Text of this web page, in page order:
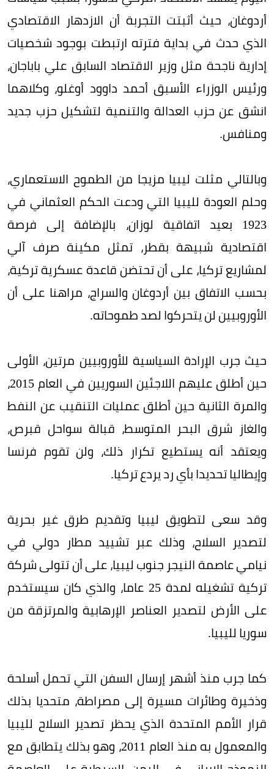
أردوغان، حيث أثبتت التجربة أن الازدهار الاقتصادي
الذي حدث في بداية فترته ارتبطت بوجود شخصيات
إدارية ناجحة مثل وزير الاقتصاد السابق علي باباجان،
ورئيس الوزراء الأسبق أحمد داوود أوغلو، وكلاهما
انشق عن حزب العدالة والتنمية لتشكيل حزب جديد
ومنافس.
وبالتالي مثلت ليبيا مزيجا من الطموح الاستعماري،
وحلم العودة لليبيا التي ودعت الحكم العثماني في
1923 بعيد اتفاقية لوزان، بالإضافة إلى فرصة
اقتصادية شبيهة بقطر، تمثل مكينة صرف آلي
لمشاريع تركيا، على أن تحتضن قاعدة عسكرية تركية،
بحسب الاتفاق بين أردوغان والسراج، مراهنا على أن
الأوروبيين لن يتحركوا لصد طموحاته.
حيث جرب الإرادة السياسية للأوروبيين مرتين، الأولى
حين أطلق عليهم اللاجئين السوريين في العام 2015،
والمرة الثانية حين أطلق عمليات التنقيب عن النفط
والغاز شرق البحر المتوسط، قبالة سواحل قبرص،
ويعتقد أنه يستطيع تكرار ذلك، ولن تقوم فرنسا
وإيطاليا تحديدا بأي رد يردع تركيا.
وقد سعى لتطويق ليبيا وتقديم طرق غير بحرية
لتصدير السلاح، وذلك عبر تشييد مطار دولي في
نيامي عاصمة النيجر جنوب ليبيا، على أن تتولى شركة
تركية تشغيله لمدة 25 عاما، والذي كان سيستخدم
على الأرض لتصدير العناصر الإرهابية والمرتزقة من
سوريا لليبيا.
كما جرب منذ أشهر إرسال السفن التي تحمل أسلحة
وذخيرة وطائرات مسيرة إلى مصراطة، متحديا بذلك
قرار الأمم المتحدة الذي يحظر تصدير السلاح لليبيا
والمعمول به منذ العام 2011، وهو بذلك يتطابق مع